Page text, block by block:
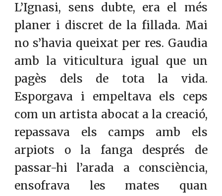
L’Ignasi, sens dubte, era el més
planer i discret de la fillada. Mai
no s’havia queixat per res. Gaudia
amb la viticultura igual que un
pagès dels de tota la vida.
Esporgava i empeltava els ceps
com un artista abocat a la creació,
repassava els camps amb els
arpiots o la fanga després de
passar-hi l’arada a consciència,
ensofrava les mates quan